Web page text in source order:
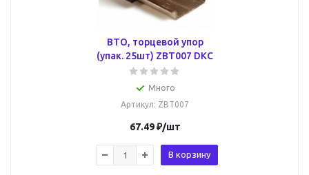
BTO, торцевой упор
(упак. 25шт) ZBT007 DKC
Много
Артикул: ZBT007
67.49₽/шт
В корзину